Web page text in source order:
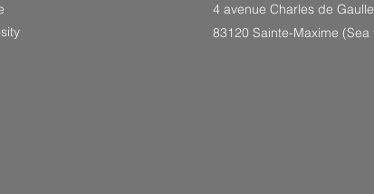
4 avenue Charles de
83120 Sainte-Maxime (Sea